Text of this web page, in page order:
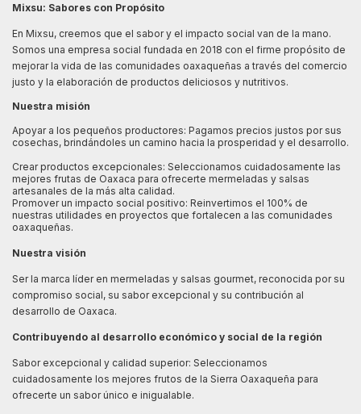
Mixsu: Sabores con Propósito
En Mixsu, creemos que el sabor y el impacto social van de la mano.
Somos una empresa social fundada en 2018 con el firme propósito de
mejorar la vida de las comunidades oaxaqueñas a través del comercio
justo y la elaboración de productos deliciosos y nutritivos.
Nuestra misión
Apoyar a los pequeños productores: Pagamos precios justos por sus
cosechas, brindándoles un camino hacia la prosperidad y el desarrollo.
Crear productos excepcionales: Seleccionamos cuidadosamente las
mejores frutas de Oaxaca para ofrecerte mermeladas y salsas
artesanales de la más alta calidad.
Promover un impacto social positivo: Reinvertimos el 100% de
nuestras utilidades en proyectos que fortalecen a las comunidades
oaxaqueñas.
Nuestra visión
Ser la marca líder en mermeladas y salsas gourmet, reconocida por su
compromiso social, su sabor excepcional y su contribución al
desarrollo de Oaxaca.
Contribuyendo al desarrollo económico y social de la región
Sabor excepcional y calidad superior: Seleccionamos
cuidadosamente los mejores frutos de la Sierra Oaxaqueña para
ofrecerte un sabor único e inigualable.